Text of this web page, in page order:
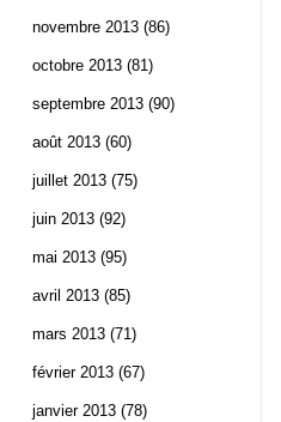
novembre 2013 (86)
octobre 2013 (81)
septembre 2013 (90)
août 2013 (60)
juillet 2013 (75)
juin 2013 (92)
mai 2013 (95)
avril 2013 (85)
mars 2013 (71)
février 2013 (67)
janvier 2013 (78)